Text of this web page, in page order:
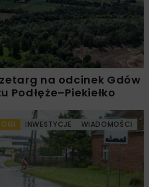
na odcinek Gdów
Podłęże–Piekiełko
INWESTYCJE WIADOMOŚCI